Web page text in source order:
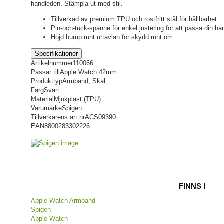
handleden. Stämpla ut med stil.
Tillverkad av premium TPU och rostfritt stål för hållbarhet
Pin-och-tuck-spänne för enkel justering för att passa din
Höjd bump runt urtavlan för skydd runt om
Specifikationer
Artikelnummer110066
Passar till Apple Watch 42mm
ProdukttypArmband, Skal
FärgSvart
Material Mjukplast (TPU)
VarumärkeSpigen
Tillverkarens art nrACS09390
EAN8800283302226
FINNS I
Apple Watch Armband
Spigen
Apple Watch